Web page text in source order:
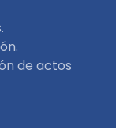
de actos